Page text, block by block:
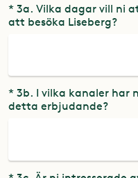
* 3a. Vilka dagar vill ni
att besöka Liseberg?
* 3b. I vilka kanaler har
detta erbjudande?